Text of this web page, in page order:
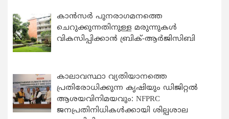
കാന്‍സര്‍ പുനരാഗമനത്തെ
ചെറുക്കുന്നതിനുള്ള മരുന്നുകള്‍
വികസിപ്പിക്കാന്‍ ബ്രിക്-ആര്‍ജിസിബി
കാലാവസ്ഥാ വ്യതിയാനത്തെ
പ്രതിരോധിക്കുന്ന കൃഷിയും ഡിജിറ്റൽ
ആശയവിനിമയവും: NFPRC
ജനപ്രതിനിധികൾക്കായി ശില്പശാല